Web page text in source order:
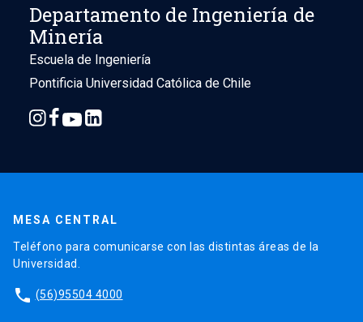
Departamento de Ingeniería de
Minería
Escuela de Ingeniería
Pontificia Universidad Católica de Chile
MESA CENTRAL
Teléfono para comunicarse con las distintas áreas de la
Universidad.
phone (56)95504 4000